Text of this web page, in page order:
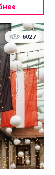
6027